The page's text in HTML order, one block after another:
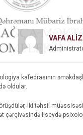
VAFA
kafedrasının
oldular.
iki təhsil
çərçivəsində liseydə